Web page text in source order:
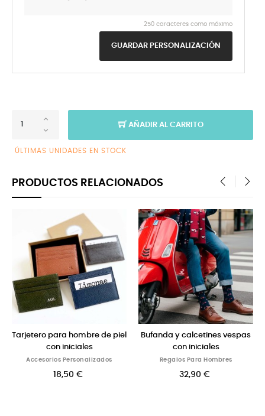
250 caracteres como máximo
GUARDAR PERSONALIZACIÓN
AÑADIR AL CARRITO
ÚLTIMAS UNIDADES EN STOCK
PRODUCTOS RELACIONADOS
Bufanda y calcetines vespas
con iniciales
Regalos Para Hombres
32,90 €
Toalla personalizada para
bolsa de golf
Regalos Para Hombres
14,50 €